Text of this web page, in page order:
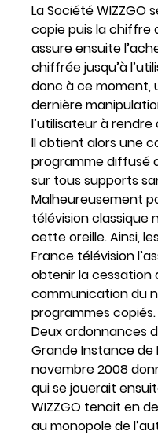
La Société WIZZGO
copie puis la chiffre
assure ensuite
chiffrée jusqu’à
donc à ce moment,
dernière
l’utilisateur à
Il obtient alors une
programme diffusé
sur tous supports
Malheureusement
télévision classique
cette oreille. Ainsi,
France télévision
obtenir la
communication du
programmes copiés.
Deux ordonnances
Grande Instance de
novembre 2008
qui se jouerait
WIZZGO tenait en
au monopole de